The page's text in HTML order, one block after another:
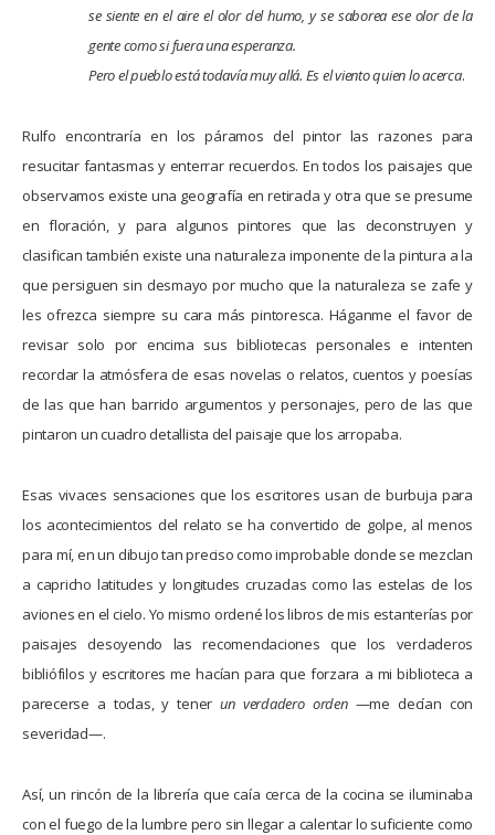
se siente en el aire el olor del humo, y se saborea ese olor de la
gente como si fuera una esperanza.
Pero el pueblo está todavía muy allá. Es el viento quien lo acerca.
Rulfo encontraría en los páramos del pintor las razones para
resucitar fantasmas y enterrar recuerdos. En todos los paisajes que
observamos existe una geografía en retirada y otra que se presume
en floración, y para algunos pintores que las deconstruyen y
clasifican también existe una naturaleza imponente de la pintura a la
que persiguen sin desmayo por mucho que la naturaleza se zafe y
les ofrezca siempre su cara más pintoresca. Háganme el favor de
revisar solo por encima sus bibliotecas personales e intenten
recordar la atmósfera de esas novelas o relatos, cuentos y poesías
de las que han barrido argumentos y personajes, pero de las que
pintaron un cuadro detallista del paisaje que los arropaba.
Esas vivaces sensaciones que los escritores usan de burbuja para
los acontecimientos del relato se ha convertido de golpe, al menos
para mí, en un dibujo tan preciso como improbable donde se mezclan
a capricho latitudes y longitudes cruzadas como las estelas de los
aviones en el cielo. Yo mismo ordené los libros de mis estanterías por
paisajes desoyendo las recomendaciones que los verdaderos
bibliófilos y escritores me hacían para que forzara a mi biblioteca a
parecerse a todas, y tenerun verdadero orden—me decían con
severidad—.
Así, un rincón de la librería que caía cerca de la cocina se iluminaba
con el fuego de la lumbre pero sin llegar a calentar lo suficiente como